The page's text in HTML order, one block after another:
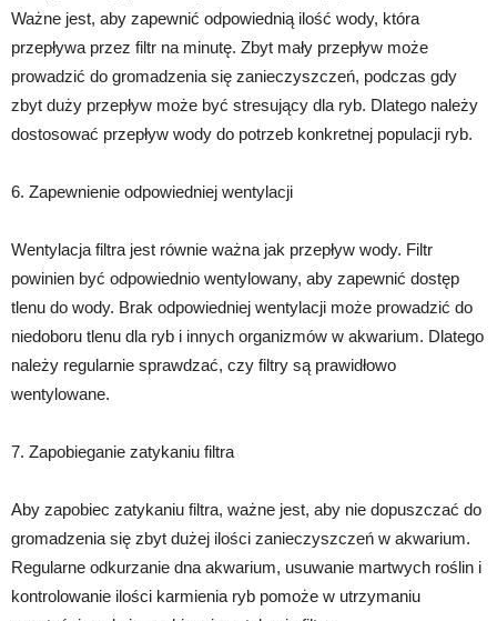
Ważne jest, aby zapewnić odpowiednią ilość wody, która
przepływa przez filtr na minutę. Zbyt mały przepływ może
prowadzić do gromadzenia się zanieczyszczeń, podczas gdy
zbyt duży przepływ może być stresujący dla ryb. Dlatego należy
dostosować przepływ wody do potrzeb konkretnej populacji ryb.
6. Zapewnienie odpowiedniej wentylacji
Wentylacja filtra jest równie ważna jak przepływ wody. Filtr
powinien być odpowiednio wentylowany, aby zapewnić dostęp
tlenu do wody. Brak odpowiedniej wentylacji może prowadzić do
niedoboru tlenu dla ryb i innych organizmów w akwarium. Dlatego
należy regularnie sprawdzać, czy filtry są prawidłowo
wentylowane.
7. Zapobieganie zatykaniu filtra
Aby zapobiec zatykaniu filtra, ważne jest, aby nie dopuszczać do
gromadzenia się zbyt dużej ilości zanieczyszczeń w akwarium.
Regularne odkurzanie dna akwarium, usuwanie martwych roślin i
kontrolowanie ilości karmienia ryb pomoże w utrzymaniu